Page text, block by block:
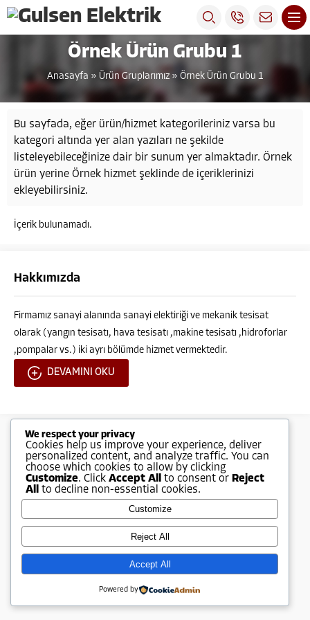
Örnek Ürün Grubu 1
Anasayfa » Ürün Gruplarımız» Örnek Ürün Grubu 1
Bu sayfada, eğer ürün/hizmet kategorileriniz varsa bu
kategori altında yer alan yazıları ne şekilde
listeleyebileceğinize dair bir sunum yer almaktadır. Örnek
ürün yerine Örnek hizmet şeklinde de içeriklerinizi
ekleyebilirsiniz.
İçerik bulunamadı.
Hakkımızda
Firmamız sanayi alanında sanayi elektiriği ve mekanik tesisat
olarak (yangın tesisatı, hava tesisatı ,makine tesisatı ,hidroforlar
,pompalar vs.) iki ayrı bölümde hizmet vermektedir.
DEVAMINI OKU
Cevap Yaz
We respect your privacy
Cookies help us improve your experience, deliver
personalized content, and analyze traffic. You can
choose which cookies to allow by clicking
Customize. Click Accept All to consent or Reject
All
to decline non-essential cookies.
Customize
Reject All
Accept All
Powered by